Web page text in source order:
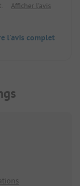
On
chaque
Afficher l'avis
l'avis complet